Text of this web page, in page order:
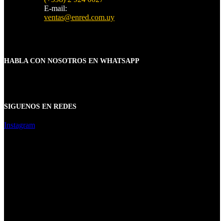
E-mail:
ventas@enred.com.uy
HABLA CON NOSOTROS EN WHATSAPP
SIGUENOS EN REDES
Instagram